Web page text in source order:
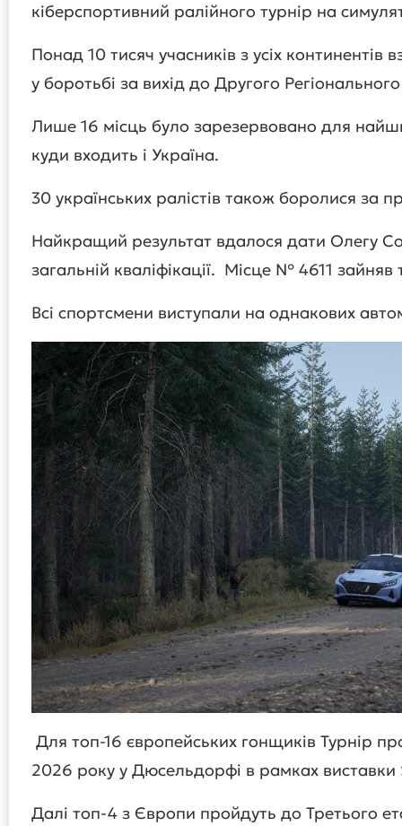
кіберспортивний ралійного турнір на
Понад 10 тисяч учасників з усіх континентів
у боротьбі за вихід до Другого
Лише 16 місць було зарезервовано для
куди входить і Україна.
30 українських ралістів також боролися за
Найкращий результат вдалося дати Олегу
загальній кваліфікації. Місце № 4611
Всі спортсмени виступали на однакових
Для топ-16 європейських гонщиків Турнір
2026 року у Дюсельдорфі в рамках виставки
Далі топ-4 з Європи пройдуть до Третього